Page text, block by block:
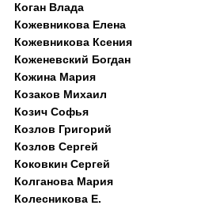
Коган Влада
Кожевникова Елена
Кожевникова Ксения
Коженевский Богдан
Кожина Мария
Козаков Михаил
Козич Софья
Козлов Григорий
Козлов Сергей
Коковкин Сергей
Колганова Мария
Колесникова Е.